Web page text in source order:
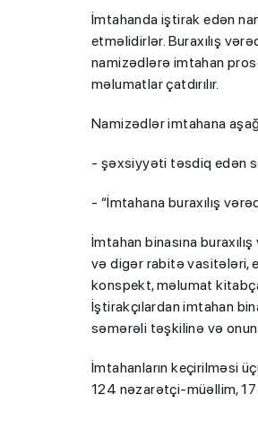
İmtahanda iştirak edən
etməlidirlər. Buraxılış
namizədlərə imtahan
məlumatlar çatdırılır.
Namizədlər imtahana
- şəxsiyyəti təsdiq edən
- “İmtahana buraxılış
İmtahan binasına
və digər rabitə vasitələri,
konspekt, məlumat
İştirakçılardan imtahan
səmərəli təşkilinə və onun
İmtahanların keçirilməsi
124 nəzarətçi-müəllim, 17